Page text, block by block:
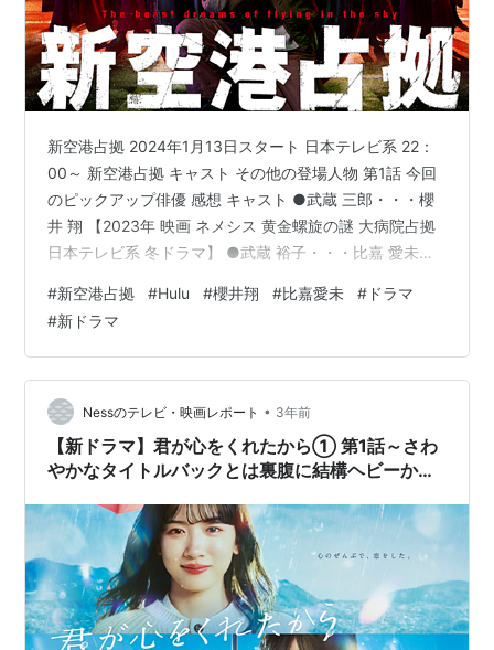
新空港占拠 2024年1月13日スタート 日本テレビ系 22：
00～ 新空港占拠 キャスト その他の登場人物 第1話 今回
のピックアップ俳優 感想 キャスト ●武蔵 三郎・・・櫻
井 翔 【2023年 映画 ネメシス 黄金螺旋の謎 大病院占拠
日本テレビ系 冬ドラマ】 ●武蔵 裕子・・・比嘉 愛未
ジ、時々ハンジ テレビ朝日系 春ドラマ】 その他の登場
人物 前作「大病院占拠」からの続投でSIS管理官の和泉
を演じるソニンと情報分析官の志摩を演じるぐんぴぃは
神奈川県側として参加しています。 他はほぼ顔ぶれは変
わっています。情報分析官で駿河の後…
#新空港占拠 #Hulu #櫻井翔 #比嘉愛未 # ドラマ
#新ドラマ
Nessのテレビ・映画レポート • 3年前
【新ドラマ】君が心をくれたから① 第1話～さわ
やかなタイトルバックとは裏腹に結構ヘビーか